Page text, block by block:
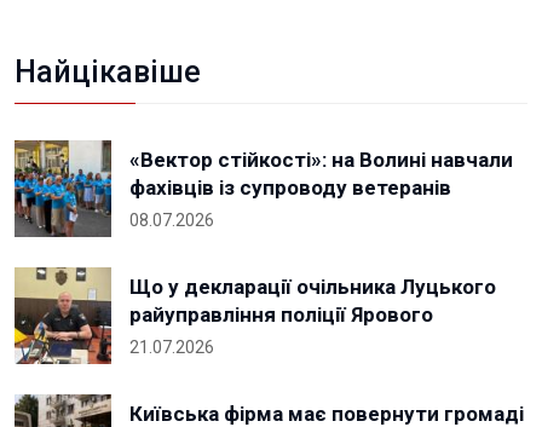
Найцікавіше
«Вектор стійкості»: на Волині навчали
фахівців із супроводу ветеранів
08.07.2026
Що у декларації очільника Луцького
райуправління поліції Ярового
21.07.2026
Київська фірма має повернути громаді